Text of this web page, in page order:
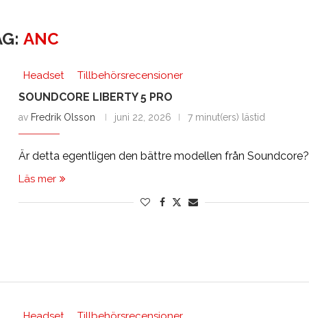
ANC
Headset Tillbehörsrecensioner
SOUNDCORE LIBERTY 5 PRO
av Fredrik Olsson juni 22, 2026 7 minut(ers) lästid
Är detta egentligen den bättre modellen från Soundcore?
Läs mer